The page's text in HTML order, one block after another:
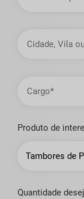
Província
Vila
Produto de
Quantidade